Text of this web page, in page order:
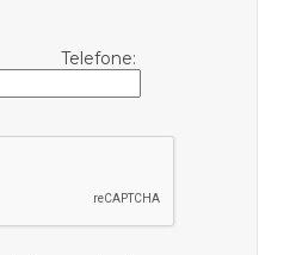
Telefone: